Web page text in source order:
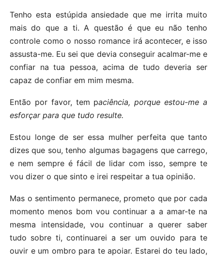
Tenho esta estúpida ansiedade que me irrita muito
mais do que a ti. A questão é que eu não tenho
controle como o nosso romance irá acontecer, e isso
assusta-me. Eu sei que devia conseguir acalmar-me e
confiar na tua pessoa, acima de tudo deveria ser
capaz de confiar em mim mesma.
Então por favor, tem paciência, porque estou-me a
esforçar para que tudo resulte.
Estou longe de ser essa mulher perfeita que tanto
dizes que sou, tenho algumas bagagens que carrego,
e nem sempre é fácil de lidar com isso, sempre te
vou dizer o que sinto e irei respeitar a tua opinião.
Mas o sentimento permanece, prometo que por cada
momento menos bom vou continuar a a amar-te na
mesma intensidade, vou continuar a querer saber
tudo sobre ti, continuarei a ser um ouvido para te
ouvir e um ombro para te apoiar. Estarei do teu lado,